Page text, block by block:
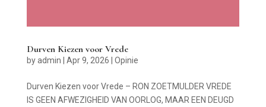
Durven Kiezen voor Vrede
byadmin Apr 9, 2026 Opinie
Durven Kiezen voor Vrede – RON ZOETMULDER VREDE
IS GEEN AFWEZIGHEID VAN OORLOG, MAAR EEN DEUGD